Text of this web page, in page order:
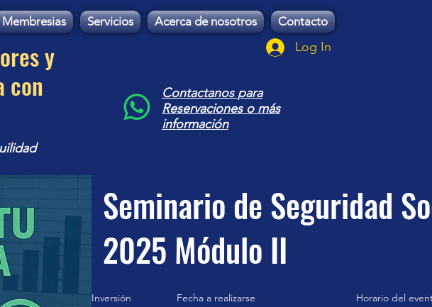
Membresias Servicios Acerca de nosotros Contacto
y
con
Log In
Contactanos para
Reservaciones o más
información
Seminario de Seguridad
2025 Módulo II
Inversión Fecha a realizarse Horario del